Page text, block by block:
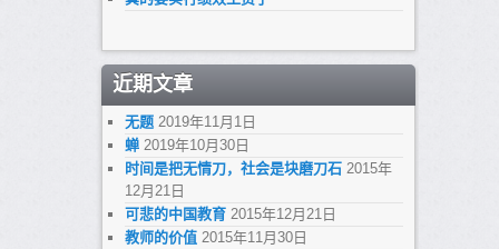
近期文章
无题 2019年11月1日
蝉 2019年10月30日
时间是把无情刀，社会是块磨刀石 2015年
12月21日
可悲的中国教育 2015年12月21日
教师的价值 2015年11月30日